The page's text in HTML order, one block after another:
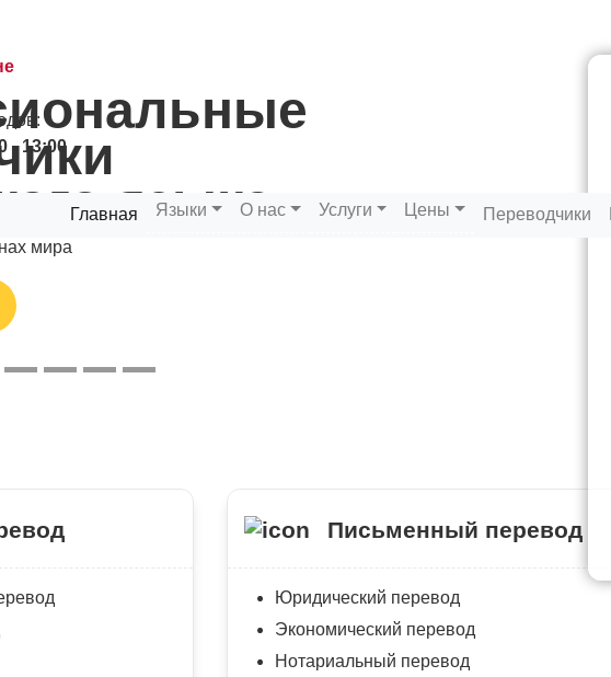
- 13:00
Главная Языки О нас Услуги Цены Переводчики
языка
мира
Письменный перевод
Юридический перевод
Экономический перевод
Нотариальный перевод